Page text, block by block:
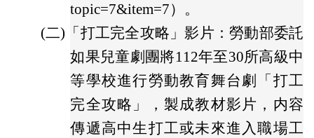
topic=7&item=7）。
(二) 「打工完全攻略」影片：勞動部委託
如果兒童劇團將112年至30所高級中
等學校進行勞動教育舞台劇「打工
完全攻略」，製成教材影片，内容
傳遞高中生打工或未來進入職場工